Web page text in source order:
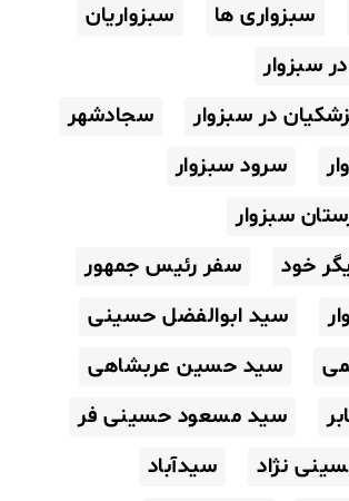
سبزواری ها
سبزواریان
سبزوار
در سبزوار
سجادشهر
سرود سبزوار
سبزوار
خود
سفر رئیس جمهور
سید ابوالفضل حسینی
سید حسین عربشاهی
سید مسعود حسینی فر
نژاد
سیدآباد